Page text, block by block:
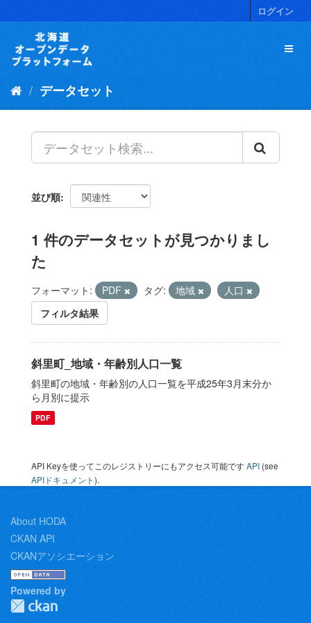
キ
ログイン
データセット
並び順
1 件のデータセットが見つかりまし
た
フォーマット: PDF タグ: 地域
人口
フィルタ結果
斜里町_地域・年齢別人口一覧
斜里町の地域・年齢別の人口一覧を平成25年3月末分か
ら月別に提示
PDF
API Keyを使ってこのレジストリーにもアクセス可能ですAPI (see
APIドキュメント).
About HODA
CKAN API
CKANアソシエーション
Powered by